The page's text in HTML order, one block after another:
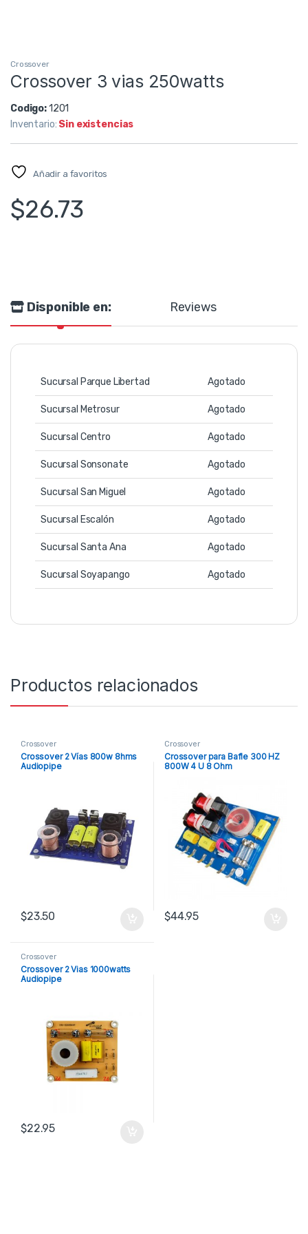
Crossover
Crossover 3 vias 250watts
Codigo:1201
Inventario: Sin existencias
Añadir a favoritos
$26.73
Disponible en: Reviews
Sucursal Parque Libertad Agotado
Sucursal Metrosur Agotado
Sucursal Centro Agotado
Sucursal Sonsonate Agotado
Sucursal San Miguel Agotado
Sucursal Escalón Agotado
Sucursal Santa Ana Agotado
Sucursal Soyapango Agotado
Productos relacionados
Crossover
Crossover 2 Vías 800w 8hms
Audiopipe
$23.50
Crossover
Crossover para Bafle 300 HZ
800W 4 U 8 Ohm
$44.95
Crossover
Crossover 2 Vias 1000watts
Audiopipe
$22.95